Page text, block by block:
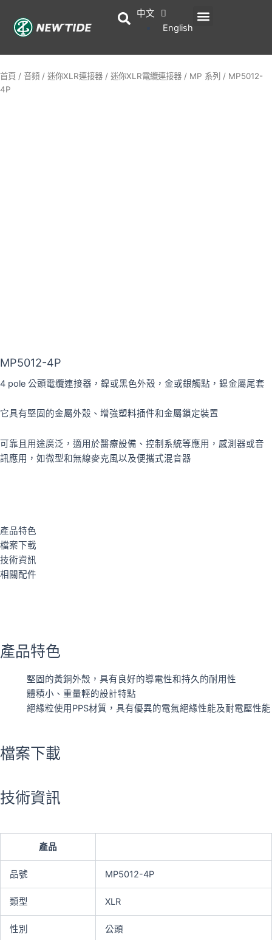
容
中文
English
選
首頁 / 音頻 / 迷你XLR連接器 / 迷你XLR電纜連接器 / MP 系列 / MP5012-
4P
MP5012-4P
4 pole 公頭電纜連接器，鎳或黑色外殼，金或銀觸點，鎳金屬尾套
它具有堅固的金屬外殼、增強塑料插件和金屬鎖定裝置
可靠且用途廣泛，適用於醫療設備、控制系統等應用，感測器或音
訊應用，如微型和無線麥克風以及便攜式混音器
產品特色
檔案下載
技術資訊
相關配件
產品特色
堅固的黃銅外殼，具有良好的導電性和持久的耐用性
體積小、重量輕的設計特點
絕緣粒使用PPS材質，具有優異的電氣絕緣性能及耐電壓性能
檔案下載
技術資訊
產品
品號 MP5012-4P
類型 XLR
性別 公頭